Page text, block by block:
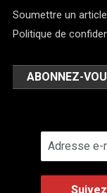
Soumettre un article
Politique de
ABONNEZ-